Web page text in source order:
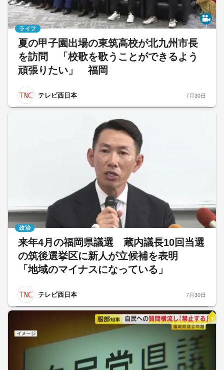
夏の甲子園出場の東筑高校が北九州市長
を訪問 「校歌を歌うことができるよう
頑張りたい」 福岡
テレビ西日本
ライフ
7月30日
来年4月の福岡県議選 蔵内議長10回当選
の筑後選挙区に新人が立候補を表明
「地域のマイナスになっている」
テレビ西日本
政治
7月30日